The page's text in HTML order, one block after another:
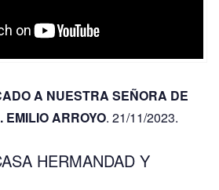
A NUESTRA SEÑORA DE
ARROYO. 21/11/2023.
HERMANDAD Y